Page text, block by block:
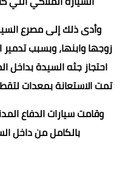
وأدى ذلك إلى مصرع
زوجها وابنها، وبسبب
احتجاز جثه السيدة
تمت الاستعانة بمعدات
وقامت سيارات الدفاع
بالكامل من داخل